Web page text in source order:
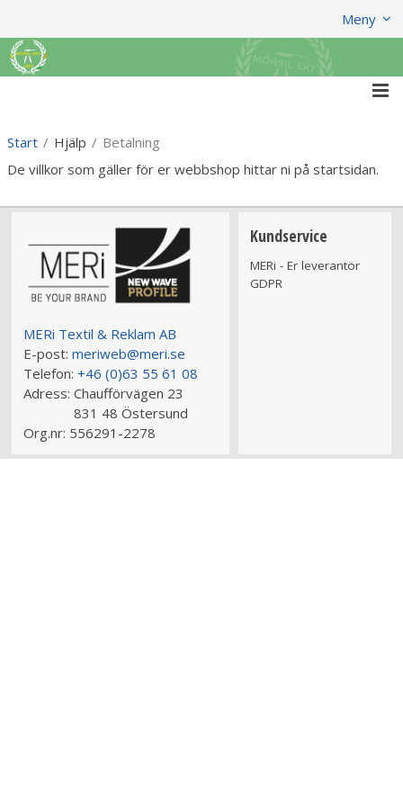
Meny
Start / Hjälp / Betalning
De villkor som gäller för er webbshop hittar ni på startsidan.
MERi Textil & Reklam AB
E-post: meriweb@meri.se
Telefon: +46 (0)63 55 61 08
Adress: Chaufförvägen 23
831 48 Östersund
Org.nr: 556291-2278
Kundservice
MERi - Er leverantör
GDPR